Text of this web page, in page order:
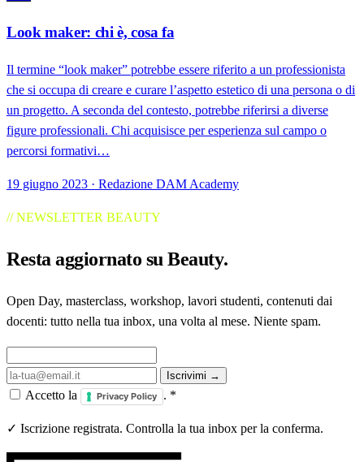
Look maker: chi è, cosa fa
Il termine “look maker” potrebbe essere riferito a un professionista
che si occupa di creare e curare l’aspetto estetico di una persona o di
un progetto. A seconda del contesto, potrebbe riferirsi a diverse
figure professionali. Chi acquisisce per esperienza sul campo o
percorsi formativi…
19 giugno 2023 · Redazione DAM Academy
// NEWSLETTER BEAUTY
Resta aggiornato suBeauty.
Open Day, masterclass, workshop, lavori studenti, contenuti dai
docenti: tutto nella tua inbox, una volta al mese. Niente spam.
Iscrivimi →
Accetto la Privacy Policy . *
✓ Iscrizione registrata. Controlla la tua inbox per la conferma.